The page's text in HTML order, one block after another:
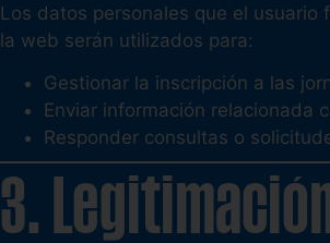
Los datos personales que el usuario
la web serán utilizados para:
Gestionar la inscripción a las
Enviar información relacionada
Responder consultas o
3.